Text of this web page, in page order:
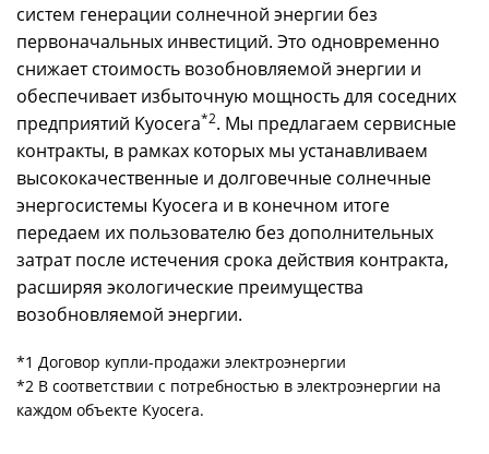
систем генерации солнечной энергии без
первоначальных инвестиций. Это одновременно
снижает стоимость возобновляемой энергии и
обеспечивает избыточную мощность для соседних
предприятий Kyocera*2. Мы предлагаем сервисные
контракты, в рамках которых мы устанавливаем
высококачественные и долговечные солнечные
энергосистемы Kyocera и в конечном итоге
передаем их пользователю без дополнительных
затрат после истечения срока действия контракта,
расширяя экологические преимущества
возобновляемой энергии.
*1 Договор купли-продажи электроэнергии
*2 В соответствии с потребностью в электроэнергии на
каждом объекте Kyocera.